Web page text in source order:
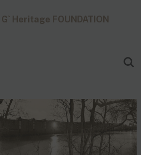
G` Heritage FOUNDATION